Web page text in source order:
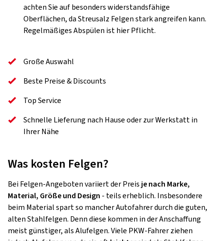
achten Sie auf besonders widerstandsfähige
Oberflächen, da Streusalz Felgen stark angreifen kann.
Regelmäßiges Abspülen ist hier Pflicht.
Große Auswahl
Beste Preise & Discounts
Top Service
Schnelle Lieferung nach Hause oder zur Werkstatt in
Ihrer Nähe
Was kosten Felgen?
Bei Felgen-Angeboten variiert der Preis je nach Marke,
Material, Größe und Design - teils erheblich. Insbesondere
beim Material spart so mancher Autofahrer durch die guten,
alten Stahlfelgen. Denn diese kommen in der Anschaffung
meist günstiger, als Alufelgen. Viele PKW-Fahrer ziehen